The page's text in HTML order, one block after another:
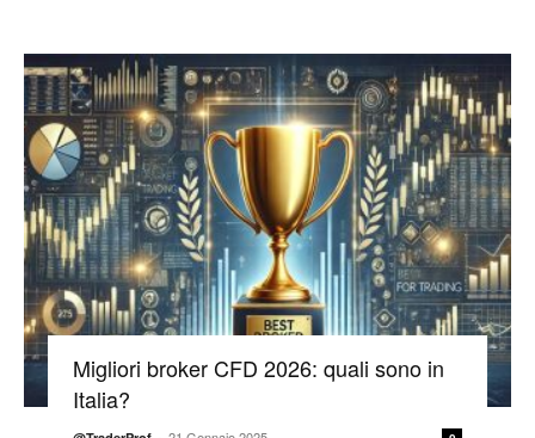
Migliori broker CFD 2026: quali sono in
Italia?